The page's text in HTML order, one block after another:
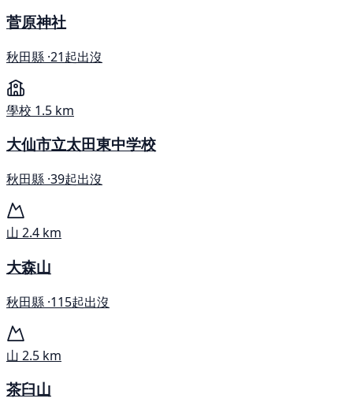
菅原神社
秋田縣 ·21起出沒
學校 1.5 km
大仙市立太田東中学校
秋田縣 ·39起出沒
山 2.4 km
大森山
秋田縣 ·115起出沒
山 2.5 km
茶臼山